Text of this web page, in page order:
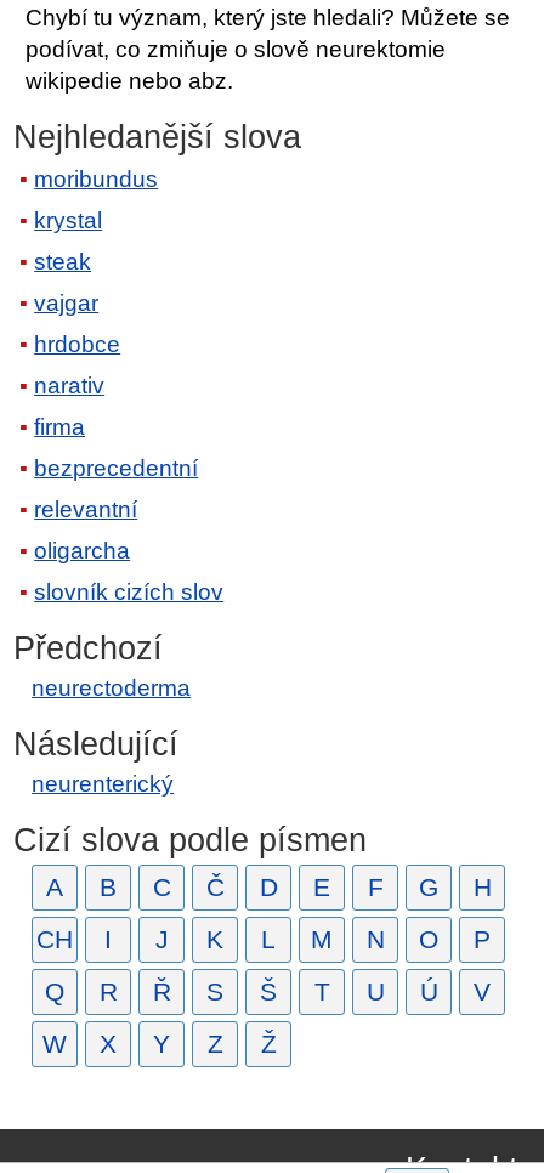
Chybí tu význam, který jste hledali? Můžete se
podívat, co zmiňuje o slově neurektomie
wikipedie nebo abz.
Nejhledanější slova
moribundus
krystal
steak
vajgar
hrdobce
narativ
firma
bezprecedentní
relevantní
oligarcha
slovník cizích slov
Předchozí
neurectoderma
Následující
neurenterický
Cizí slova podle písmen
A B C Č D E F G
H
CH
I J K L M N O
P
Q
R Ř S Š T U Ú
V
W
X Y Z Ž